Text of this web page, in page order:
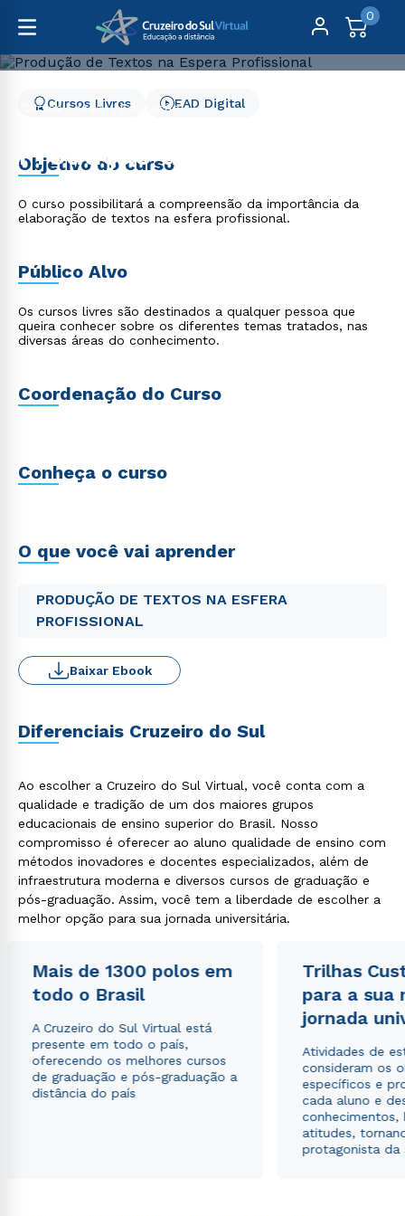
0
Cursos Livres
Educação
Produção de Textos na
Espera Profissional
Cursos Livres EAD Digital
Objetivo do curso
O curso possibilitará a compreensão da importância da
elaboração de textos na esfera profissional.
Público Alvo
Os cursos livres são destinados a qualquer pessoa que
queira conhecer sobre os diferentes temas tratados, nas
diversas áreas do conhecimento.
Coordenação do Curso
Conheça o curso
O que você vai aprender
PRODUÇÃO DE TEXTOS NA ESFERA
PROFISSIONAL
Baixar Ebook
Diferenciais Cruzeiro do Sul
Ao escolher a Cruzeiro do Sul Virtual, você conta com a
qualidade e tradição de um dos maiores grupos
educacionais de ensino superior do Brasil. Nosso
compromisso é oferecer ao aluno qualidade de ensino com
métodos inovadores e docentes especializados, além de
infraestrutura moderna e diversos cursos de graduação e
pós-graduação. Assim, você tem a liberdade de escolher a
melhor opção para sua jornada universitária.
Mais de 1300 polos em
todo o Brasil
A Cruzeiro do Sul Virtual está
presente em todo o país,
oferecendo os melhores cursos
de graduação e pós-graduação a
distância do país
Trilhas
para a sua
jornada
Atividades de
consideram os
específicos e
cada aluno e
conhecimentos,
atitudes,
protagonista da